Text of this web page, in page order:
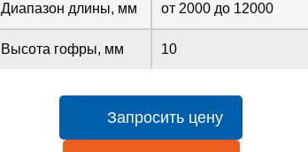
Диапазон длины, мм от 2000 до 12000
Высота гофры, мм 10
Запросить цену